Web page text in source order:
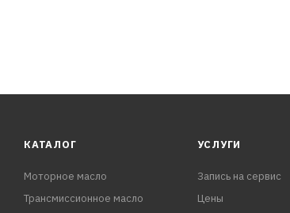
КАТАЛОГ
Моторное масло
Трансмиссионное масло
УСЛУГИ
Запись на сервис
Цены